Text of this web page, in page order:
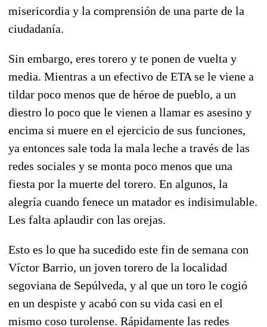
misericordia y la comprensión de una parte de la
ciudadanía.
Sin embargo, eres torero y te ponen de vuelta y
media. Mientras a un efectivo de ETA se le viene a
tildar poco menos que de héroe de pueblo, a un
diestro lo poco que le vienen a llamar es asesino y
encima si muere en el ejercicio de sus funciones,
ya entonces sale toda la mala leche a través de las
redes sociales y se monta poco menos que una
fiesta por la muerte del torero. En algunos, la
alegría cuando fenece un matador es indisimulable.
Les falta aplaudir con las orejas.
Esto es lo que ha sucedido este fin de semana con
Víctor Barrio, un joven torero de la localidad
segoviana de Sepúlveda, y al que un toro le cogió
en un despiste y acabó con su vida casi en el
mismo coso turolense. Rápidamente las redes